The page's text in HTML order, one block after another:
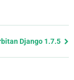
Django 1.7.5